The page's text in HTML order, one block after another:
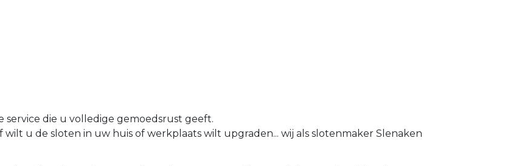
service die u volledige gemoedsrust geeft.
u de sloten in uw huis of werkplaats wilt upgraden... wij als slotenmaker Slenaken